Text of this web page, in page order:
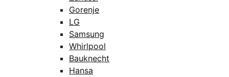
Gorenje
LG
Samsung
Whirlpool
Bauknecht
Hansa